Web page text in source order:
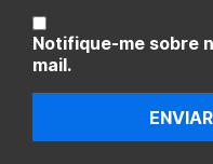
Notifique-me sobre
mail.